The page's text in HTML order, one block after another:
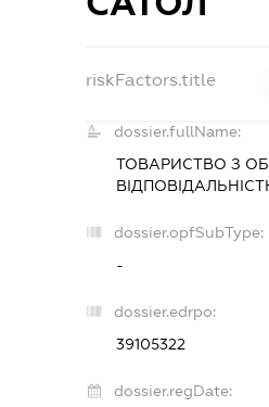
riskFactors.title
dossier.fullName:
ТОВАРИСТВО З
dossier.opfSubType:
-
dossier.edrpo:
39105322
dossier.regDate: